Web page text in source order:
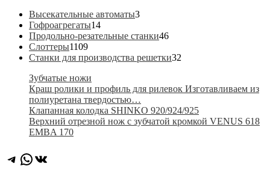
Высекательные автоматы33
Гофроагрегаты1414
товаров
Продольно-резательные станки4646
Слоттеры11091109
товаров
Станки для производства решетки32
Зубчатые ножи
Краш ролики и профиль для рилевок Изготавливаем из
полиуретана твердостью…
Клапанная колодка SHINKO 920/924/925
Верхний отрезной нож с зубчатой кромкой VENUS 618
EMBA 170
Telegram
WhatsApp
ВКонтакте